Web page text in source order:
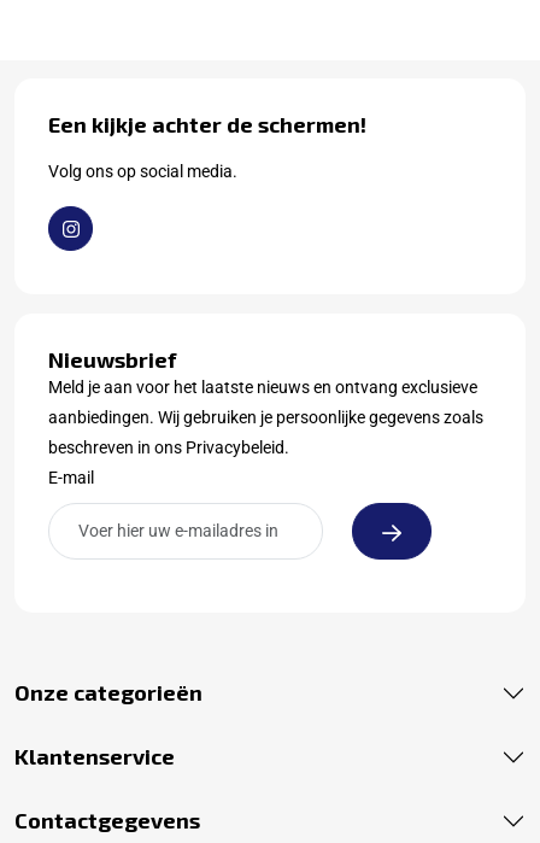
Een kijkje achter de schermen!
Volg ons op social media.
Nieuwsbrief
Meld je aan voor het laatste nieuws en ontvang exclusieve
aanbiedingen. Wij gebruiken je persoonlijke gegevens zoals
beschreven in ons Privacybeleid.
E-mail
Onze categorieën
Klantenservice
Contactgegevens